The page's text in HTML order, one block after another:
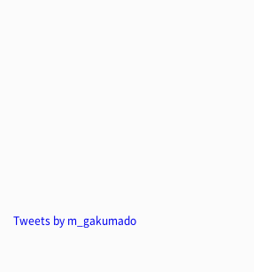
Tweets by m_gakumado